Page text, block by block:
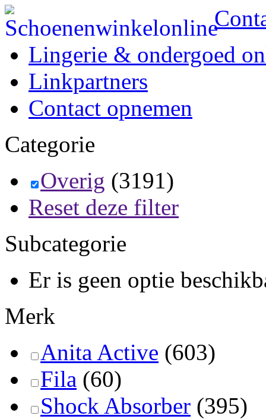
Lingerie & ondergoed
Linkpartners
Contact opnemen
Categorie
Overig (3191)
Reset deze filter
Subcategorie
Er is geen optie
Merk
Anita Active (603)
Fila (60)
Shock Absorber (395)